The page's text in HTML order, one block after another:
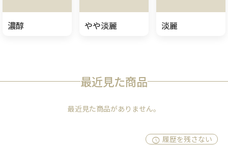
濃醇 やや淡麗 淡麗
最近見た商品
最近見た商品がありません。
履歴を残さない